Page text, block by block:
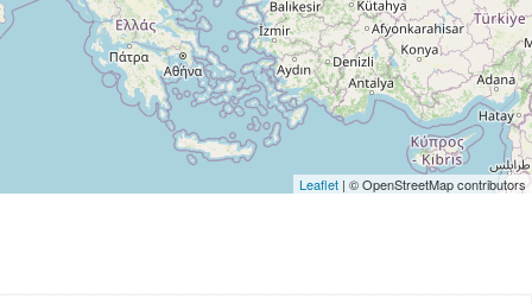
Leaflet | © OpenStreetMap contributors